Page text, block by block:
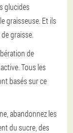
glucides
graisseuse. Et ils
graisse.
de
Tous les
basés sur ce
abandonnez les
du sucre, des